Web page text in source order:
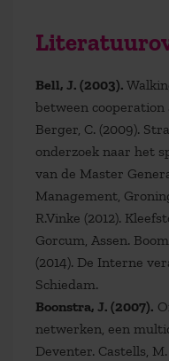
Bell, J. (2003).
between
Berger, C. (2009).
onderzoek naar het
van de Master
Management,
R.Vinke (2012).
Gorcum, Assen.
(2014). De Interne
Schiedam.
Boonstra, J. (2007).
netwerken, een
Deventer. Castells,